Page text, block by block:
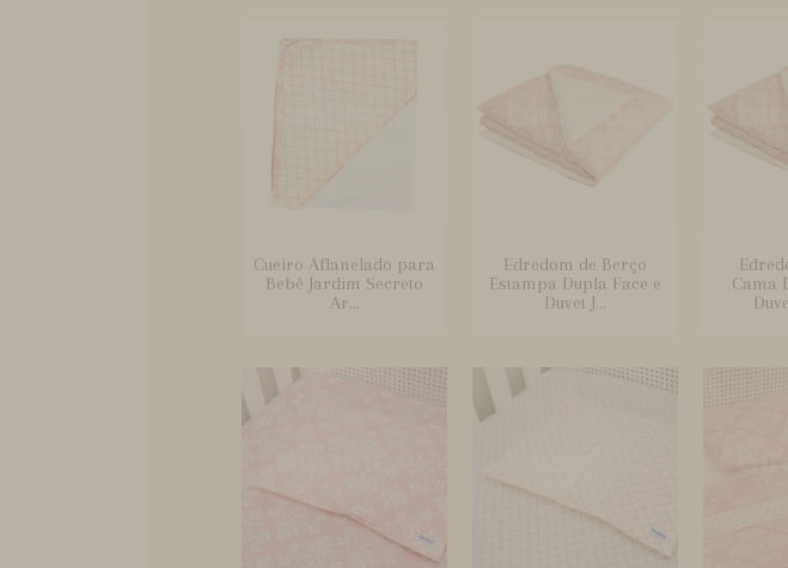
Cueiro Aflanelado para
Bebê Jardim Secreto
Ar...
Edredom de Berço
Estampa Dupla Face e
Duvet J...
Cama